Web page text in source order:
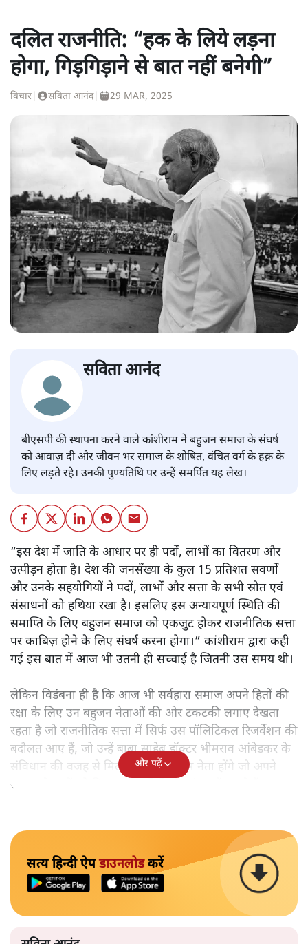
दलित राजनीति: “हक के लिये लड़ना
होगा, गिड़गिड़ाने से बात नहीं बनेगी”
विचार सविता आनंद| 29 MAR, 2025
सविता आनंद
बीएसपी की स्थापना करने वाले कांशीराम ने बहुजन समाज के संघर्ष
को आवाज़ दी और जीवन भर समाज के शोषित, वंचित वर्ग के हक़ के
लिए लड़ते रहे। उनकी पुण्यतिथि पर उन्हें समर्पित यह लेख।
“इस देश में जाति के आधार पर ही पदों, लाभों का वितरण और
उत्पीड़न होता है। देश की जनसँख्या के कुल 15 प्रतिशत सवर्णों
और उनके सहयोगियों ने पदों, लाभों और सत्ता के सभी स्रोत एवं
संसाधनों को हथिया रखा है। इसलिए इस अन्यायपूर्ण स्थिति की
समाप्ति के लिए बहुजन समाज को एकजुट होकर राजनीतिक सत्ता
पर काबिज़ होने के लिए संघर्ष करना होगा।” कांशीराम द्वारा कही
गई इस बात में आज भी उतनी ही सच्चाई है जितनी उस समय थी।
लेकिन विडंबना ही है कि आज भी सर्वहारा समाज अपने हितों की
रक्षा के लिए उन बहुजन नेताओं की ओर टकटकी लगाए देखता
रहता है जो राजनीतिक सत्ता में सिर्फ उस पॉलिटिकल रिजर्वेशन की
बदौलत आए हैं, जो उन्हें बाबा साहेब डॉक्टर भीमराव आंबेडकर के
संविधान की वजह से मिला। ऐसे बहुत कम नेता होंगे जो अपने
समाज के मुद्दों को विधानसभाओं में और संसद में उठाते हैं।
और पढ़ें
सत्य हिन्दी ऐपडाउनलोडकरें